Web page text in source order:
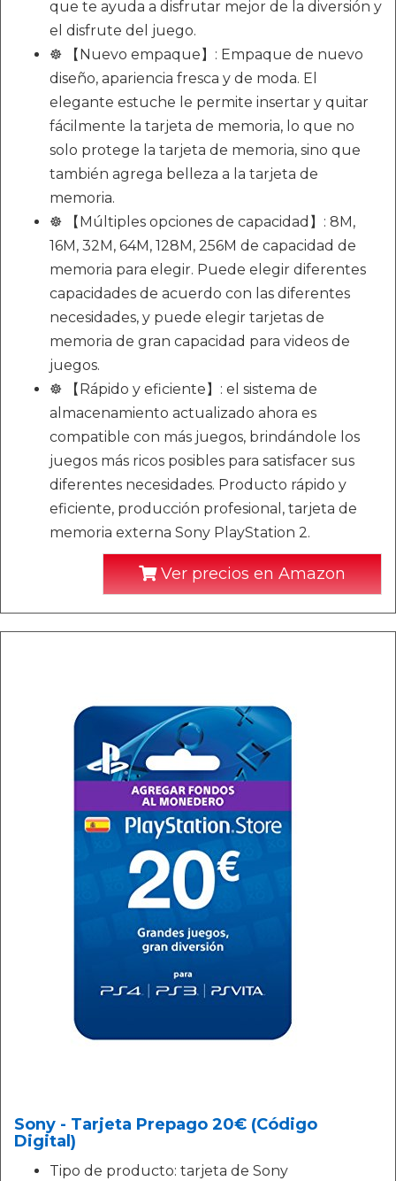
que te ayuda a disfrutar mejor de la diversión y
el disfrute del juego.
☸ 【Nuevo empaque】: Empaque de nuevo
diseño, apariencia fresca y de moda. El
elegante estuche le permite insertar y quitar
fácilmente la tarjeta de memoria, lo que no
solo protege la tarjeta de memoria, sino que
también agrega belleza a la tarjeta de
memoria.
☸ 【Múltiples opciones de capacidad】: 8M,
16M, 32M, 64M, 128M, 256M de capacidad de
memoria para elegir. Puede elegir diferentes
capacidades de acuerdo con las diferentes
necesidades, y puede elegir tarjetas de
memoria de gran capacidad para videos de
juegos.
☸ 【Rápido y eficiente】: el sistema de
almacenamiento actualizado ahora es
compatible con más juegos, brindándole los
juegos más ricos posibles para satisfacer sus
diferentes necesidades. Producto rápido y
eficiente, producción profesional, tarjeta de
memoria externa Sony PlayStation 2.
Ver precios en Amazon
Sony - Tarjeta Prepago 20€ (Código
Digital)
Tipo de producto: tarjeta de Sony